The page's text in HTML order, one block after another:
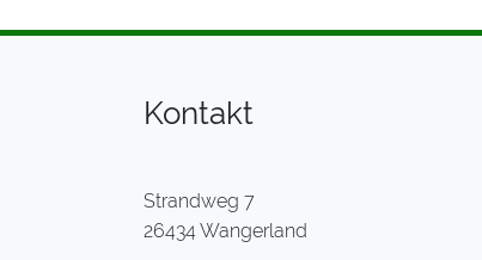
Kontakt
Strandweg 7
26434 Wangerland